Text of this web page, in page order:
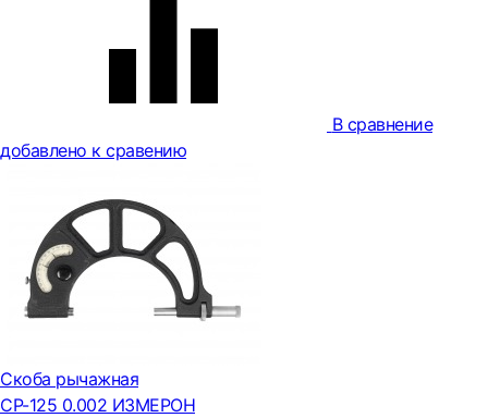
В сравнение
добавлено к сравению
Скоба рычажная
СР-125 0.002 ИЗМЕРОН